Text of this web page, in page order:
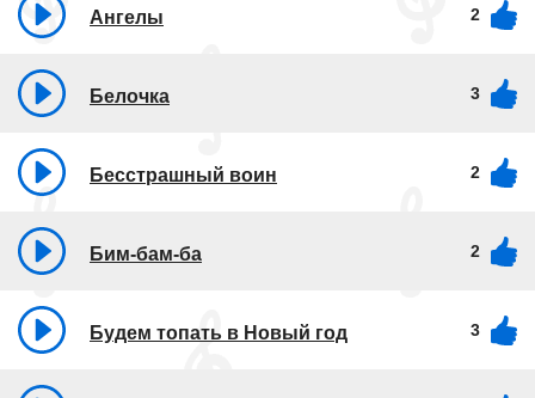
Ангелы 2
Белочка 3
Бесстрашный воин 2
Бим-бам-ба 2
Будем топать в Новый год 3